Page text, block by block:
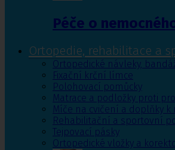
Péče o
Ortopedie, rehabilitace a
Ortopedické návleky,
Fixační krční límce
Polohovací pomůcky
Matrace a podložky proti
Míče na cvičení a doplňky k
Rehabilitační a sportovní
Tejpovací pásky
Ortopedické vložky a